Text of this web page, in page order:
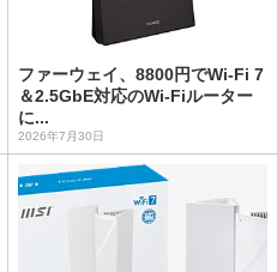
ファーウェイ、8800円でWi-Fi 7
＆2.5GbE対応のWi-Fiルーター
に...
2026年7月30日